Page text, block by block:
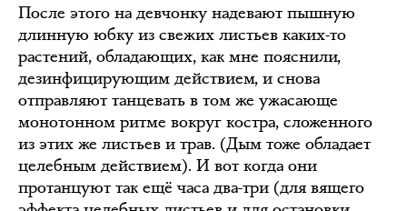
После этого на девчонку надевают пышную
длинную юбку из свежих листьев каких-то
растений, обладающих, как мне пояснили,
дезинфицирующим действием, и снова
отправляют танцевать в том же ужасающе
монотонном ритме вокруг костра, сложенного
из этих же листьев и трав. (Дым тоже обладает
целебным действием). И вот когда они
протанцуют так ещё часа два-три (для вящего